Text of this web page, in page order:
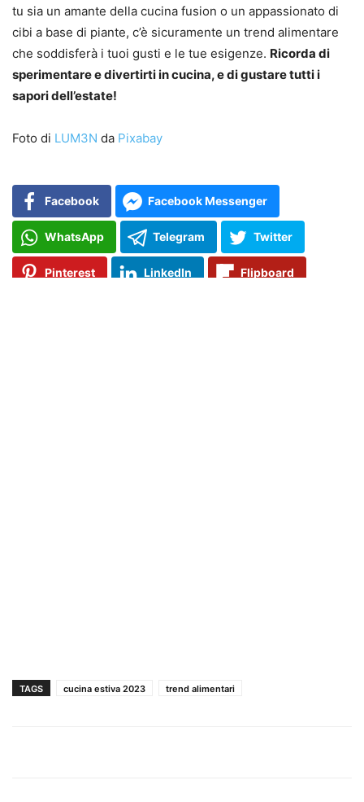
tu sia un amante della cucina fusion o un appassionato di
cibi a base di piante, c’è sicuramente un trend alimentare
che soddisferà i tuoi gusti e le tue esigenze. Ricorda di
sperimentare e divertirti in cucina, e di gustare tutti i
sapori dell’estate!
Foto di LUM3N da Pixabay
Facebook Facebook Messenger
WhatsApp Telegram Twitter
Pinterest LinkedIn Flipboard
TAGS cucina estiva 2023 trend alimentari